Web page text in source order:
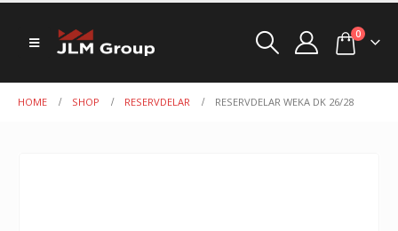
0
HOME SHOP RESERVDELAR RESERVDELAR WEKA DK 26/28